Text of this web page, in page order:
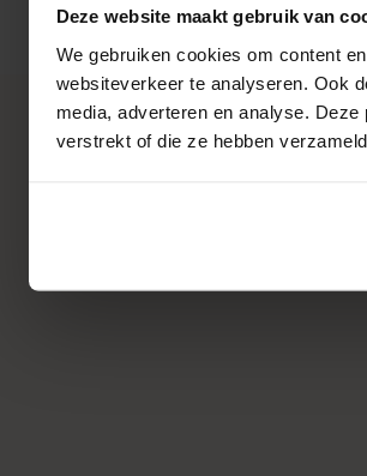
Deze website maakt gebruik van
We gebruiken cookies om content
websiteverkeer te analyseren. Ook
media, adverteren en analyse.
verstrekt of die ze hebben